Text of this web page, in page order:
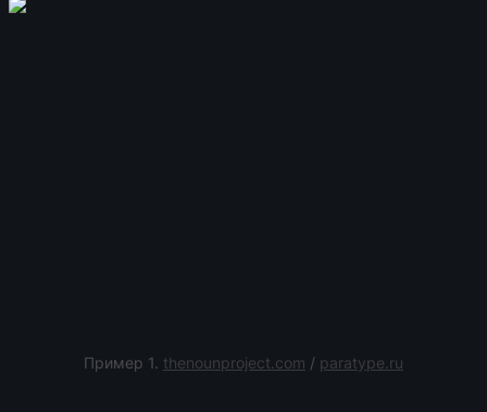
Пример 1. thenounproject.com / paratype.ru